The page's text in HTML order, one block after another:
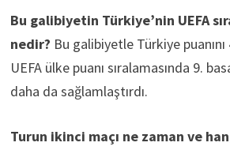
Bu galibiyetin Türkiye’nin UEFA
nedir? Bu galibiyetle Türkiye puanını
UEFA ülke puanı sıralamasında 9.
daha da sağlamlaştırdı.
Turun ikinci maçı ne zaman ve